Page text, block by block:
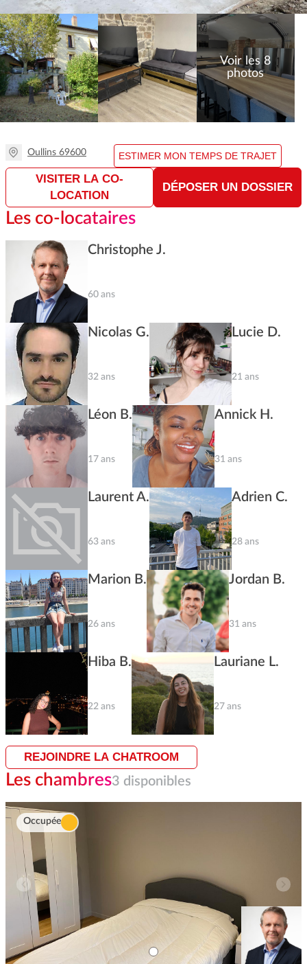
Voir les 8
photos
Oullins 69600 ESTIMER MON TEMPS DE TRAJET
VISITER LA CO-
LOCATION
DÉPOSER UN DOSSIER
Les co-locataires
Christophe J.
60 ans
Nicolas G.
32 ans
Lucie D.
21 ans
Léon B.
17 ans
Annick H.
31 ans
Laurent A.
63 ans
Adrien C.
28 ans
Marion B.
26 ans
Jordan B.
31 ans
Hiba B.
22 ans
Lauriane L.
27 ans
REJOINDRE LA CHATROOM
Les chambres3 disponibles
ITEM
Occupée